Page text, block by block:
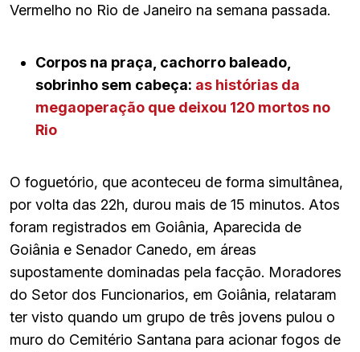
Vermelho no Rio de Janeiro na semana passada.
Corpos na praça, cachorro baleado,
sobrinho sem cabeça: as histórias da
megaoperação que deixou 120 mortos no
Rio
O foguetório, que aconteceu de forma simultânea,
por volta das 22h, durou mais de 15 minutos. Atos
foram registrados em Goiânia, Aparecida de
Goiânia e Senador Canedo, em áreas
supostamente dominadas pela facção. Moradores
do Setor dos Funcionarios, em Goiânia, relataram
ter visto quando um grupo de três jovens pulou o
muro do Cemitério Santana para acionar fogos de